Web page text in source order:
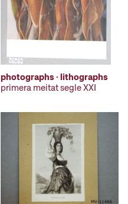
photographs · lithographs
primera meitat segle XXI